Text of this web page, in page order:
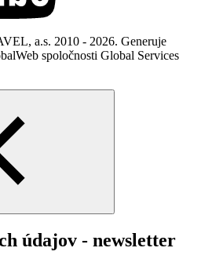
a.s. 2010 - 2026. Generuje
spoločnosti Global Services
údajov - newsletter